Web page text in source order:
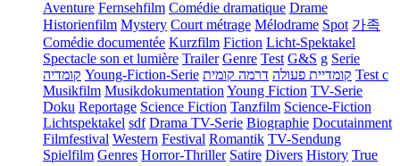
Aventure Fernsehfilm Comédie dramatique Drame
Historienfilm Mystery Court métrage Mélodrame Spot 가족
Comédie documentée Kurzfilm Fiction Licht-Spektakel
Spectacle son et lumière Trailer Genre Test G&S g Serie
קומדיה Young-Fiction-Serie קומדיית פעולה דרמה קומית
Test c
Musikfilm MusikdokumentationYoung Fiction TV-Serie
Doku Reportage Science Fiction Tanzfilm Science-Fiction
Lichtspektakel sdf Drama TV-Serie Biographie Docutainment
Filmfestival Western Festival Romantik TV-Sendung
Spielfilm Genres Horror-Thriller Satire Divers History True